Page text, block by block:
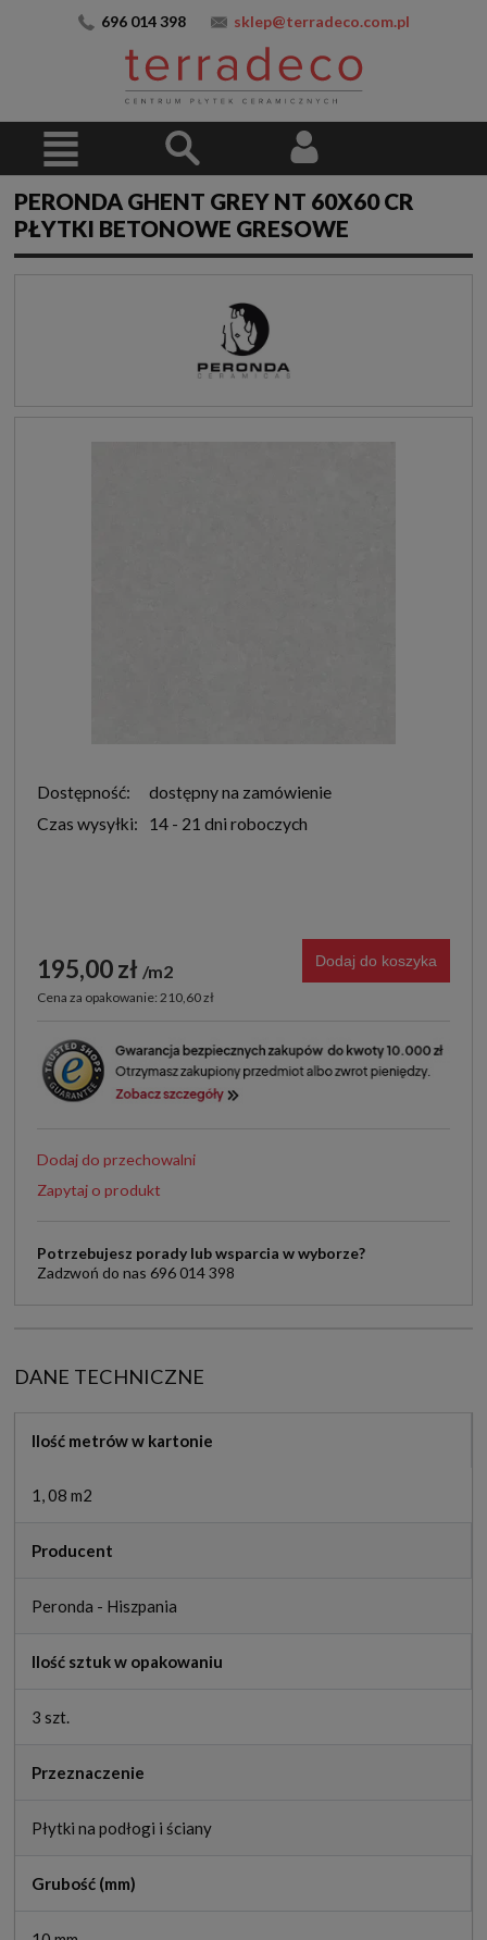
696 014 398 sklep@terradeco.com.pl
PERONDA GHENT GREY NT 60X60 CR
PŁYTKI BETONOWE GRESOWE
Dostępność:
dostępny na zamówienie
Czas wysyłki:
14 - 21 dni roboczych
195,00 zł m2
Cena za opakowanie: 210,60 zł
Dodaj do koszyka
Dodaj do przechowalni
Zapytaj o produkt
Potrzebujesz porady lub wsparcia w wyborze?
Zadzwoń do nas 696 014 398
DANE TECHNICZNE
Ilość metrów w kartonie
1, 08 m2
Producent
Peronda - Hiszpania
Ilość sztuk w opakowaniu
3 szt.
Przeznaczenie
Płytki na podłogi i ściany
Grubość (mm)